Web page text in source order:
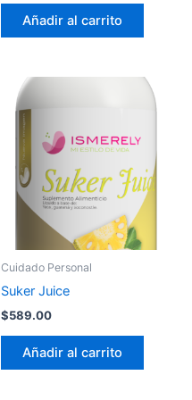
Añadir al carrito
Cuidado Personal
Suker Juice
$589.00
Añadir al carrito